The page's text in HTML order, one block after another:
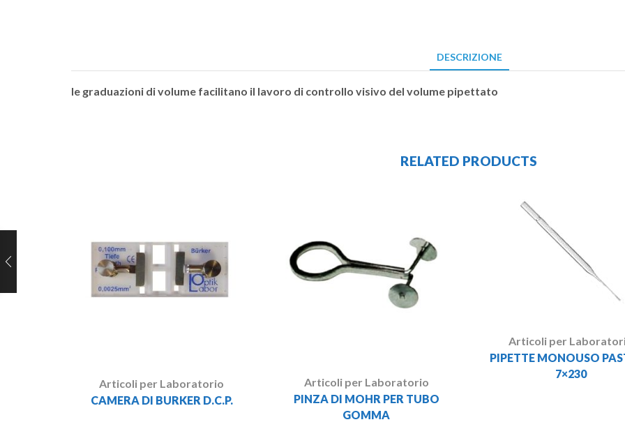
DESCRIZIONE
le graduazioni di volume facilitano il lavoro di controllo visivo del volume pipettato
RELATED PRODUCTS
Articoli per Laboratorio
CAMERA DI BURKER D.C.P.
Articoli per Laboratorio
PINZA DI MOHR PER TUBO
GOMMA
Articoli per
PIPETTE MONOUSO
7×230